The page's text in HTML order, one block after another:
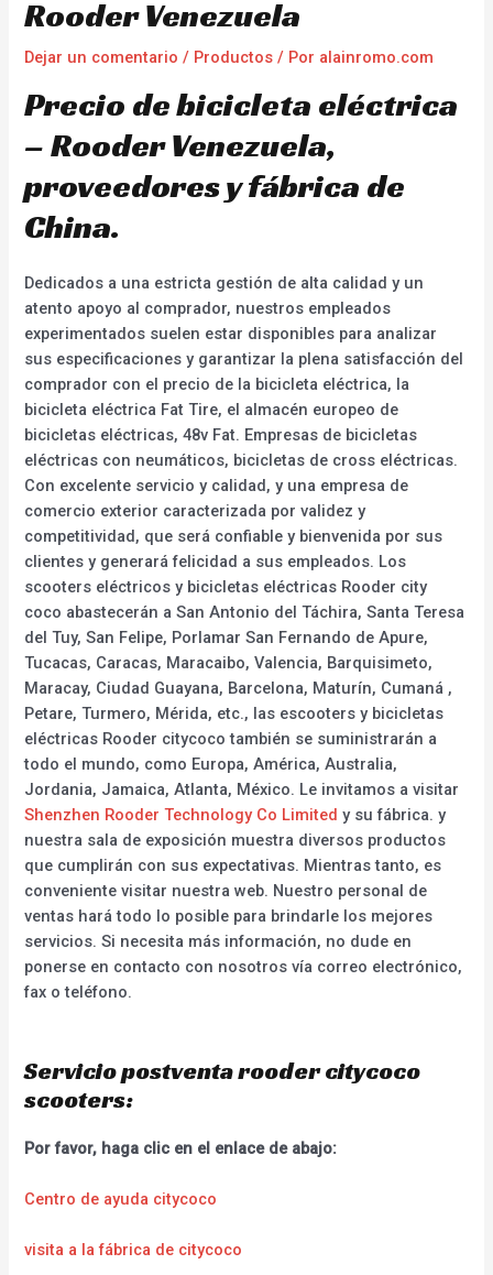
Rooder Venezuela
Dejar un comentario / Productos / Por alainromo.com
Precio de bicicleta eléctrica
– Rooder Venezuela,
proveedores y fábrica de
China.
Dedicados a una estricta gestión de alta calidad y un
atento apoyo al comprador, nuestros empleados
experimentados suelen estar disponibles para analizar
sus especificaciones y garantizar la plena satisfacción del
comprador con el precio de la bicicleta eléctrica, la
bicicleta eléctrica Fat Tire, el almacén europeo de
bicicletas eléctricas, 48v Fat. Empresas de bicicletas
eléctricas con neumáticos, bicicletas de cross eléctricas.
Con excelente servicio y calidad, y una empresa de
comercio exterior caracterizada por validez y
competitividad, que será confiable y bienvenida por sus
clientes y generará felicidad a sus empleados. Los
scooters eléctricos y bicicletas eléctricas Rooder city
coco abastecerán a San Antonio del Táchira, Santa Teresa
del Tuy, San Felipe, Porlamar San Fernando de Apure,
Tucacas, Caracas, Maracaibo, Valencia, Barquisimeto,
Maracay, Ciudad Guayana, Barcelona, Maturín, Cumaná ,
Petare, Turmero, Mérida, etc., las escooters y bicicletas
eléctricas Rooder citycoco también se suministrarán a
todo el mundo, como Europa, América, Australia,
Jordania, Jamaica, Atlanta, México. Le invitamos a visitar
Shenzhen Rooder Technology Co Limited y su fábrica. y
nuestra sala de exposición muestra diversos productos
que cumplirán con sus expectativas. Mientras tanto, es
conveniente visitar nuestra web. Nuestro personal de
ventas hará todo lo posible para brindarle los mejores
servicios. Si necesita más información, no dude en
ponerse en contacto con nosotros vía correo electrónico,
fax o teléfono.
Servicio postventa rooder citycoco
scooters:
Por favor, haga clic en el enlace de abajo:
Centro de ayuda citycoco
visita a la fábrica de citycoco